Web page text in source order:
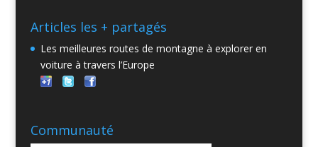
Articles les + partagés
Les meilleures routes de montagne à explorer en
voiture à travers l’Europe
Communauté